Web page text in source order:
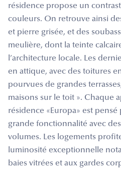
résidence propose un
couleurs. On retrouve ainsi
et pierre grisée, et des
meulière, dont la teinte
l’architecture locale. Les
en attique, avec des toitures
pourvues de grandes
maisons sur le toit ». Chaque
résidence «Europa» est
grande fonctionnalité avec
volumes. Les logements
luminosité exceptionnelle
baies vitrées et aux gardes